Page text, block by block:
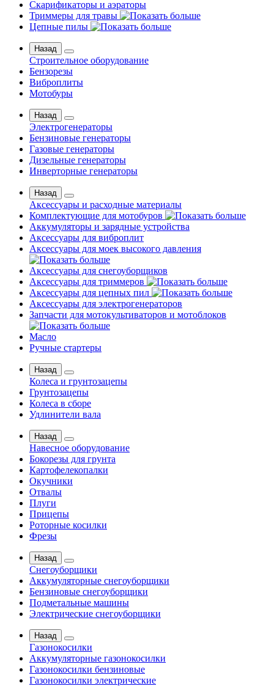
Скарификаторы и аэраторы
Триммеры для травы
Цепные пилы
Назад
Строительное оборудование
Бензорезы
Виброплиты
Мотобуры
Назад
Электрогенераторы
Бензиновые генераторы
Газовые генераторы
Дизельные генераторы
Инверторные генераторы
Назад
Аксессуары и расходные материалы
Комплектующие для мотобуров
Аккумуляторы и зарядные устройства
Аксессуары для виброплит
Аксессуары для моек высокого давления
Аксессуары для снегоуборщиков
Аксессуары для триммеров
Аксессуары для цепных пил
Аксессуары для электрогенераторов
Запчасти для мотокультиваторов и мотоблоков
Масло
Ручные стартеры
Назад
Колеса и грунтозацепы
Грунтозацепы
Колеса в сборе
Удлинители вала
Назад
Навесное оборудование
Бокорезы для грунта
Картофелекопалки
Окучники
Отвалы
Плуги
Прицепы
Роторные косилки
Фрезы
Назад
Снегоуборщики
Аккумуляторные снегоуборщики
Бензиновые снегоуборщики
Подметальные машины
Электрические снегоуборщики
Назад
Газонокосилки
Аккумуляторные газонокосилки
Газонокосилки бензиновые
Газонокосилки электрические